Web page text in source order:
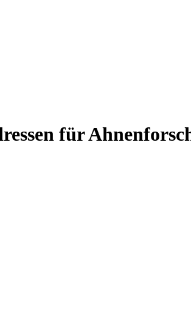
für